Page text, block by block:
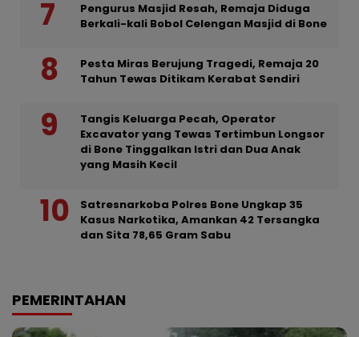
Pengurus Masjid Resah, Remaja Diduga
Berkali-kali Bobol Celengan Masjid di Bone
Pesta Miras Berujung Tragedi, Remaja 20
Tahun Tewas Ditikam Kerabat Sendiri
Tangis Keluarga Pecah, Operator
Excavator yang Tewas Tertimbun Longsor
di Bone Tinggalkan Istri dan Dua Anak
yang Masih Kecil
Satresnarkoba Polres Bone Ungkap 35
Kasus Narkotika, Amankan 42 Tersangka
dan Sita 78,65 Gram Sabu
PEMERINTAHAN